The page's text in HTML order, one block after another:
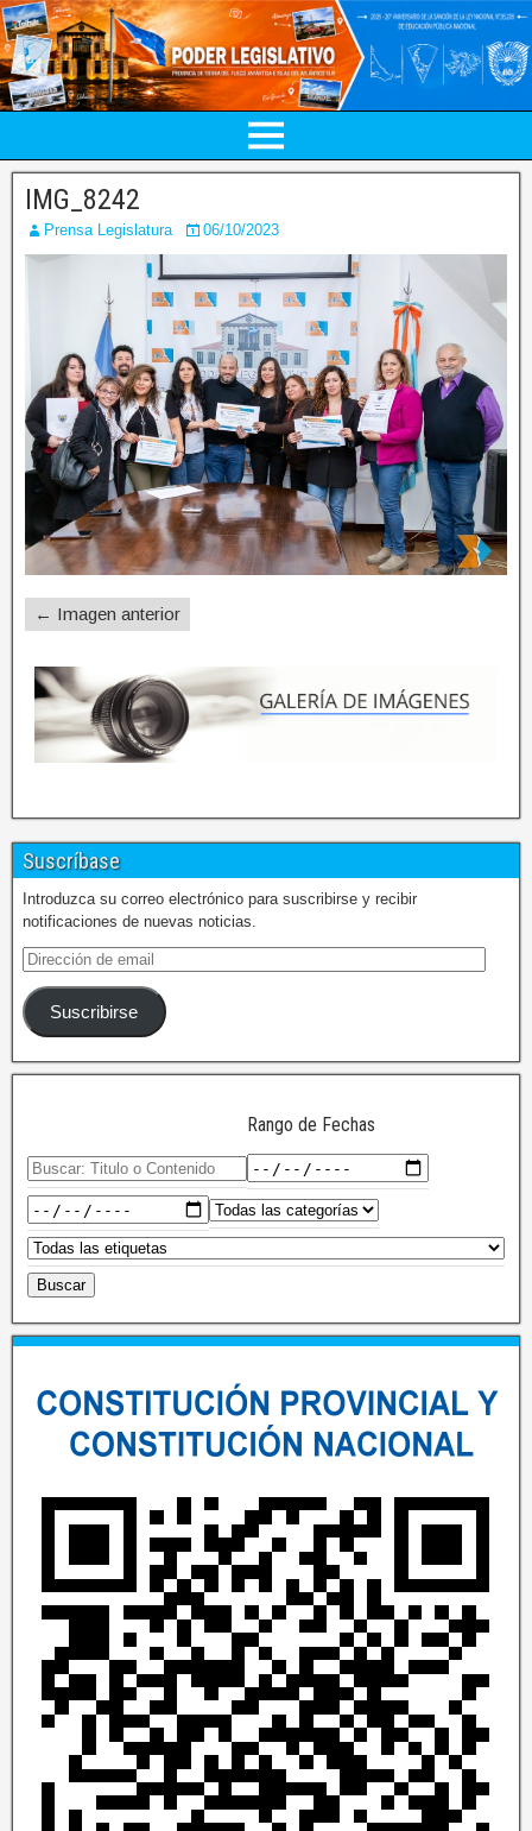
IMG_8242
Prensa Legislatura 06/10/2023
← Imagen anterior
Suscríbase
Introduzca su correo electrónico para suscribirse y recibir
notificaciones de nuevas noticias.
Suscribirse
Rango de Fechas